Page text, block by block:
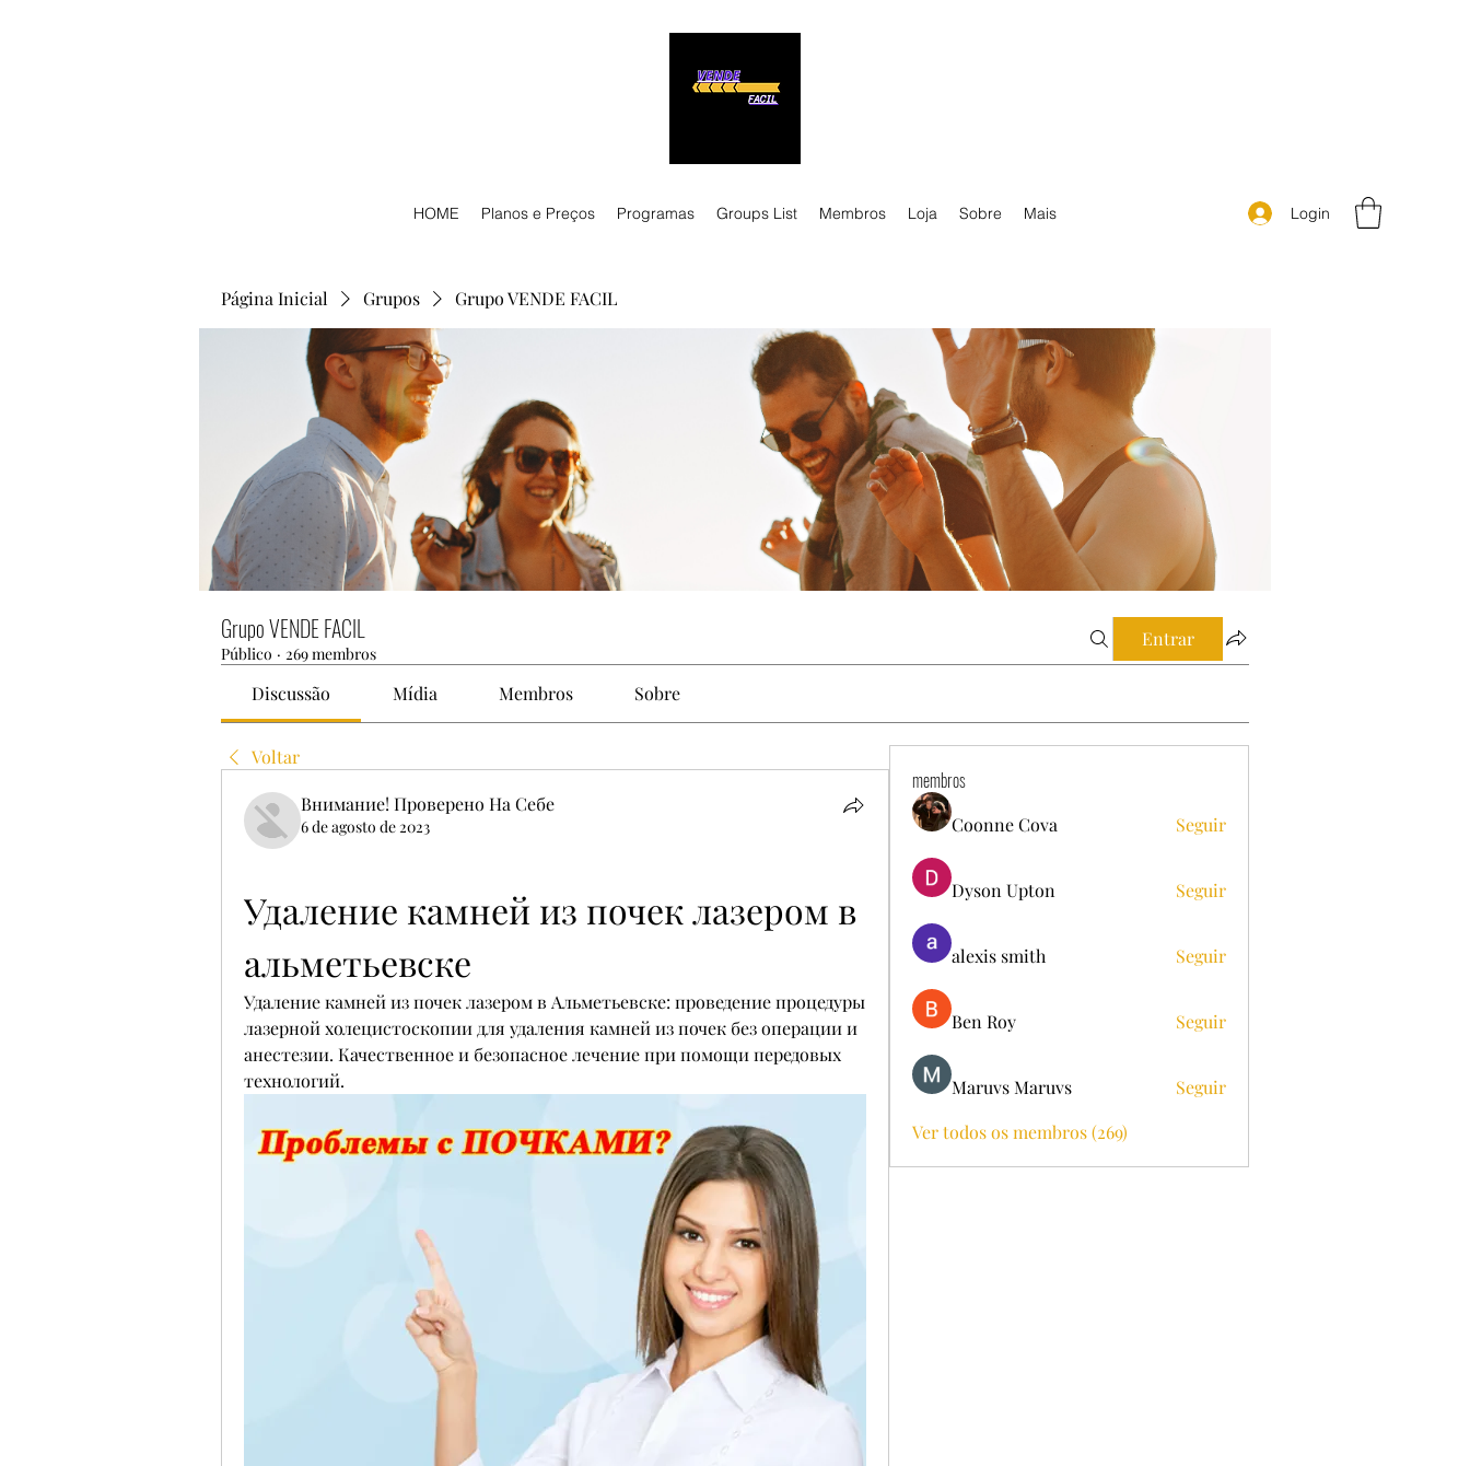
HOME Planos e Preços Programas Groups List Membros Loja Sobre Mais Login
Página Inicial Grupos Grupo VENDE FACIL
Grupo VENDE FACIL
Público · 269 membros
Entrar
Discussão Mídia Membros Sobre
Voltar
Внимание! Проверено На Себе
6 de agosto de 2023
Удаление камней из почек лазером в
альметьевске
Удаление камней из почек лазером в Альметьевске: проведение процедуры
лазерной холецистоскопии для удаления камней из почек без операции и
анестезии. Качественное и безопасное лечение при помощи передовых
технологий.
membros
Coonne Cova Seguir
Dyson Upton Seguir
alexis smith Seguir
Ben Roy Seguir
Maruvs Maruvs
Seguir
Ver todos os membros (269)